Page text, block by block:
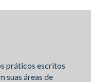
práticos escritos
suas áreas de